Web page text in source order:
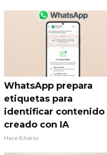
WhatsApp prepara
etiquetas para
identificar contenido
creado con IA
Hace 8 horas